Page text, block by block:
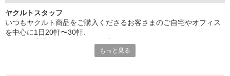
◆急なお休みにもスタッフ同士で快くフォロー
など、働くママの多いヤクルトならではの
仕事×育児のお悩みをスッキリ解決に導きます☆
ヤクルトスタッフ
いつもヤクルト商品をご購入くださるお客さまのご自宅やオフィス
を中心に1日20軒〜30軒、
商品を通じてお客さまとふれあう楽しさ、健康的な生活にお役立ち
もっと見る